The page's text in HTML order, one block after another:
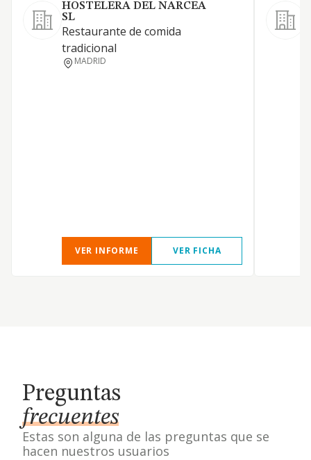
HOSTELERA DEL NARCEA
SL
Restaurante de comida
tradicional
MADRID
VER INFORME VER FICHA
Preguntas
frecuentes
Estas son alguna de las preguntas que se
hacen nuestros usuarios